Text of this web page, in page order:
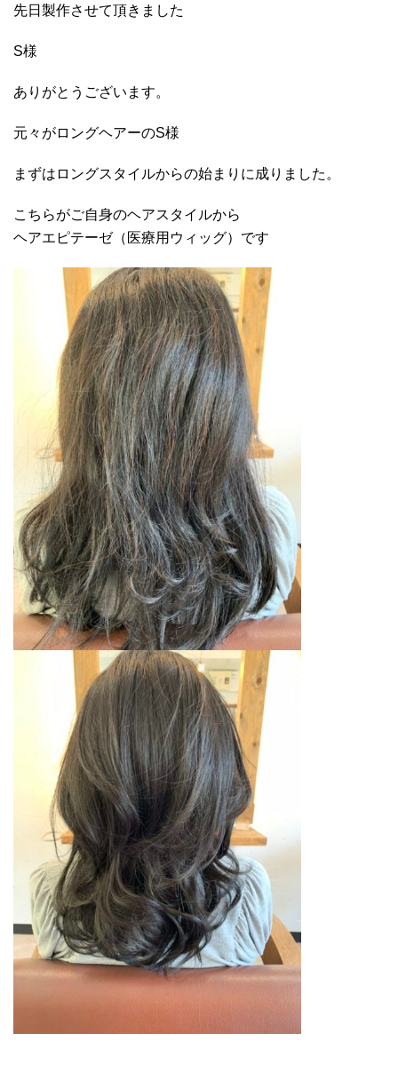
先日製作させて頂きました
S様
ありがとうございます。
元々がロングヘアーのS様
まずはロングスタイルからの始まりに成りました。
こちらがご自身のヘアスタイルから
ヘアエピテーゼ（医療用ウィッグ）です